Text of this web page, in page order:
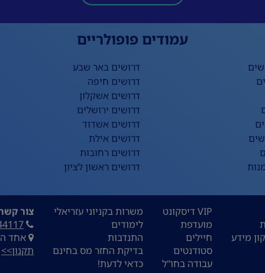
עמודים פופולריים
דרושים באר שבע
דרושים חיפה
דרושים אשקלון
דרושים ירושלים
דרושים אשדוד
דרושים אילת
דרושים רחובות
דרושים ראשון לציון
מידע
VIP דיסקונט
מועדפת
חיילים
סטודנטים
עבודה בחו"ל
משרות בקניוני עזריאלי
לימודים
התנדבות
בדיקת החזר מס בחינם
כדאי לדעת!
צור
אחד העם 9,
תקנון>>